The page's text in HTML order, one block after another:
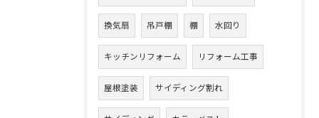
換気扇 吊戸棚 棚 水回り
キッチンリフォーム リフォーム工事
屋根塗装 サイディング割れ